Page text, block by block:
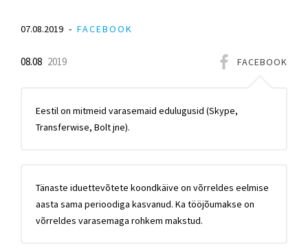
07.08.2019 FACEBOOK
FACEBOOK
08.08 2019
Eestil on mitmeid varasemaid edulugusid (Skype,
Transferwise, Bolt jne).
Tänaste iduettevõtete koondkäive on võrreldes eelmise
aasta sama perioodiga kasvanud. Ka tööjõumakse on
võrreldes varasemaga rohkem makstud.